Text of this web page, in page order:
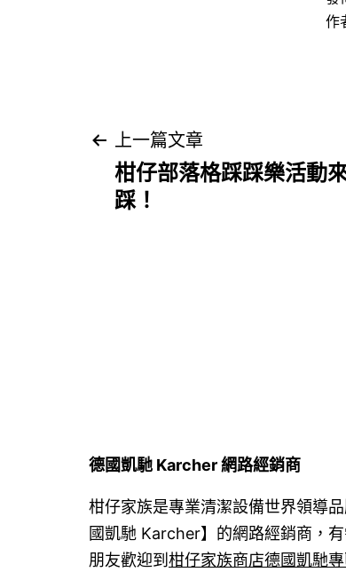
作
文
章
上一篇文章
柑仔部落格踩踩樂活動
踩！
德國凱馳 Karcher 網路經銷商
柑仔家族是專業清潔設備世界領導
國凱馳 Karcher】的網路經銷商，
朋友歡迎到 柑仔家族商店德國凱馳專